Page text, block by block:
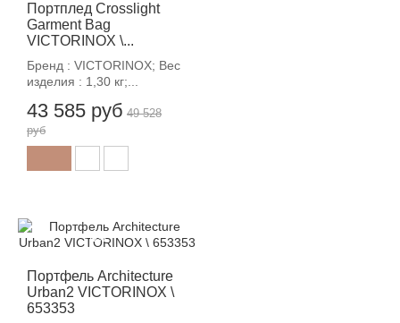
Портплед Crosslight
Garment Bag
VICTORINOX \...
Бренд : VICTORINOX; Вес
изделия : 1,30 кг;...
43 585 руб 49 528
руб
Портфель Architecture
Urban2 VICTORINOX \
653353
-12%